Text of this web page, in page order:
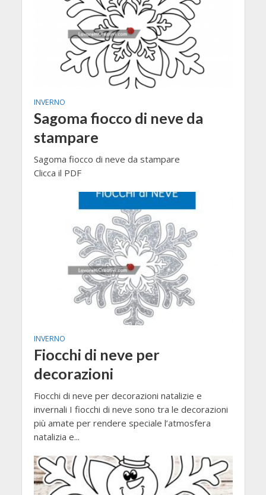
INVERNO
Sagoma fiocco di neve da
stampare
Sagoma fiocco di neve da stampare
Clicca il PDF
INVERNO
Fiocchi di neve per
decorazioni
Fiocchi di neve per decorazioni natalizie e
invernali I fiocchi di neve sono tra le decorazioni
più amate per rendere speciale l’atmosfera
natalizia e...